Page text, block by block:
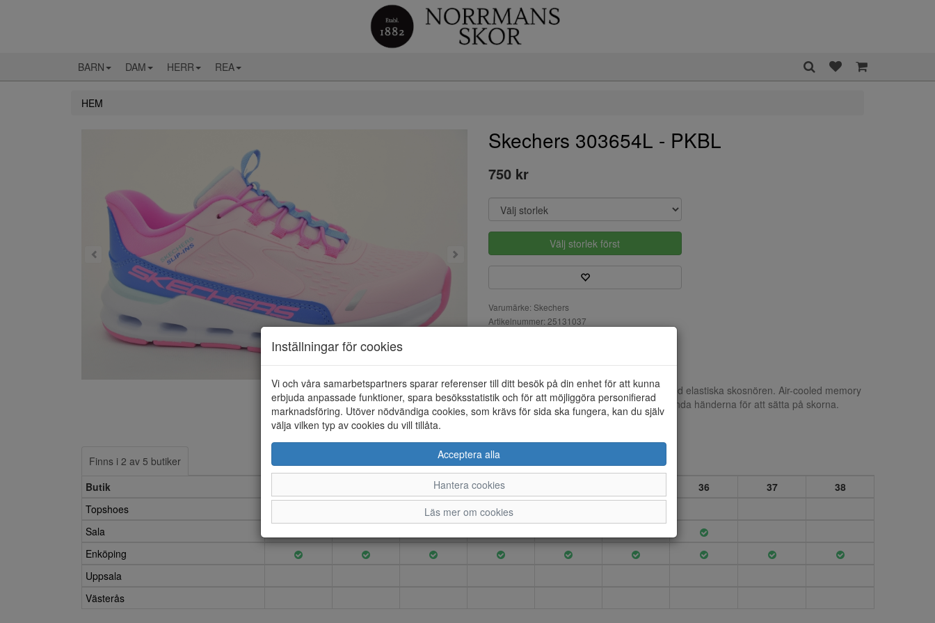
BARN DAM HERR REA
HEM
Skechers 303654L - PKBL
750 kr
Välj storlek först
Varumärke: Skechers
Artikelnummer: 25131037
Färg: Rosa
Glide step - Vista Lane sneaker i syntet med elastiska skosnören. Air-cooled memory
foam innersula och Slip-ins för slippa använda händerna för att sätta på skorna.
Tvättbar i max 30 grader.
Finns i 2 av 5 butiker
Butik
32 33 36 37
38
Topshoes
Sala
Enköping
Uppsala
Västerås
Inställningar för cookies
Vi och våra samarbetspartners sparar referenser till ditt besök på din enhet för att kunna
erbjuda anpassade funktioner, spara besöksstatistik och för att möjliggöra personifierad
marknadsföring. Utöver nödvändiga cookies, som krävs för sida ska fungera, kan du själv
välja vilken typ av cookies du vill tillåta.
Acceptera alla
Hantera cookies
Läs mer om cookies